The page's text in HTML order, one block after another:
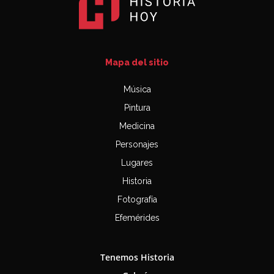
Mapa del sitio
Música
Pintura
Medicina
Personajes
Lugares
Historia
Fotografía
Efemérides
Tenemos Historia